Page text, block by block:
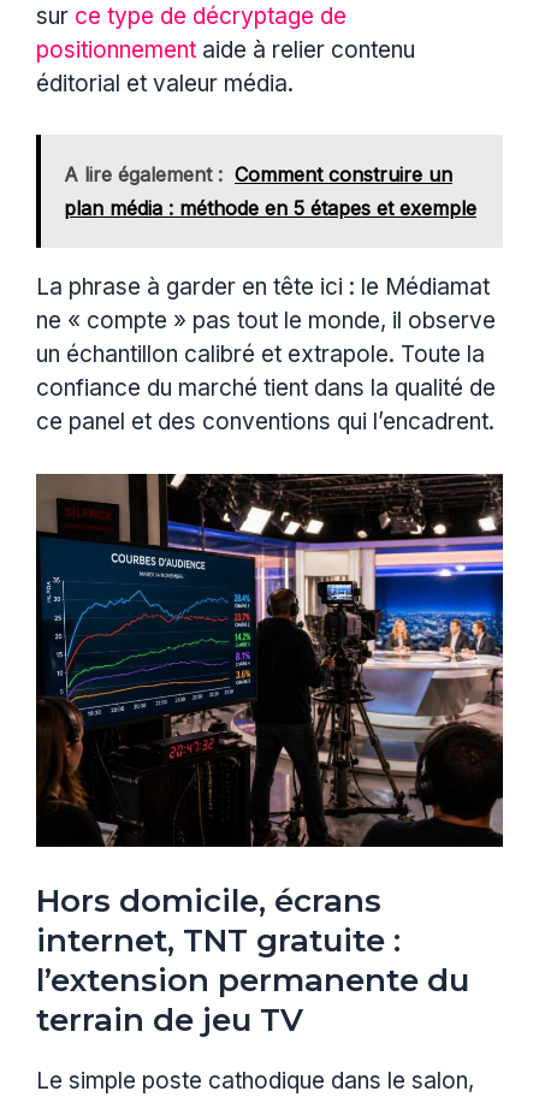
sur ce type de décryptage de
positionnement aide à relier contenu
éditorial et valeur média.
A lire également : Comment construire un
plan média : méthode en 5 étapes et exemple
La phrase à garder en tête ici : le Médiamat
ne « compte » pas tout le monde, il observe
un échantillon calibré et extrapole. Toute la
confiance du marché tient dans la qualité de
ce panel et des conventions qui l’encadrent.
Hors domicile, écrans
internet, TNT gratuite :
l’extension permanente du
terrain de jeu TV
Le simple poste cathodique dans le salon,